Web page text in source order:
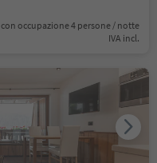
con occupazione 4 persone / notte
IVA incl.